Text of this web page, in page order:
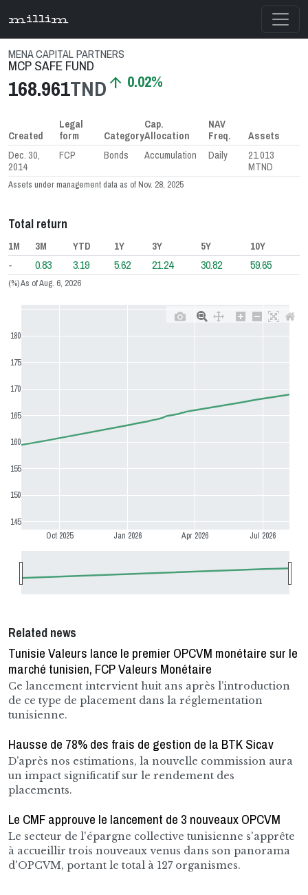
millim
MENA CAPITAL PARTNERS
MCP SAFE FUND
168.961TND arrow_upward 0.02%
Assets under management data as of Nov. 28, 2025
Created
Legal
form
Category
Cap.
Allocation
NAV
Freq.
Assets
Dec. 30,
2014
FCP Bonds Accumulation Daily
21.013
MTND
Total return
(%) As of Aug. 6, 2026
1M 3M YTD 1Y 3Y 5Y 10Y
- 0.83 3.19 5.62 21.24 30.82 59.65
Oct 2025 Jan 2026 Apr 2026 Jul 2026
145
150
155
160
165
170
175
180
Related news
Tunisie Valeurs lance le premier OPCVM monétaire sur le
marché tunisien, FCP Valeurs Monétaire
Ce lancement intervient huit ans après l’introduction
de ce type de placement dans la réglementation
tunisienne.
Hausse de 78% des frais de gestion de la BTK Sicav
D’après nos estimations, la nouvelle commission aura
un impact significatif sur le rendement des
placements.
Le CMF approuve le lancement de 3 nouveaux OPCVM
Le secteur de l'épargne collective tunisienne s'apprête
à accueillir trois nouveaux venus dans son panorama
d'OPCVM, portant le total à 127 organismes.